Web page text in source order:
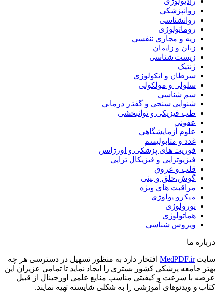
روانپزشکی
روانشناسی
روماتولوژی
ریه و مجاری تنفسی
زنان و زایمان
زیست شناسی
ژنتیک
سرطان و انکولوژی
سلولی و مولکولی
سم شناسی
شنوایی سنجی و گفتار درمانی
طب فیزیکی و توانبخشی
عفونی
علوم آزمايشگاهي
غدد و متابولیسم
فوریت های پزشکی و اورژانس
فیزیوتراپی و فیزیکال تراپی
قلب و عروق
گوش،حلق و بینی
مراقبت های ویژه
میکروبیولوژی
نورولوژی
هماتولوژی
ویروس شناسی
درباره ما
سایتMedPDF.ir افتخار دارد به منظور تسهیل در دسترسی هر چه
بهتر جامعه پزشکی کشور بستری را ایجاد نماید تا تمامی عزیزان این
عرصه با سرعت و کیفیتی مناسب منایع علمی اورجینال از قبیل
کتاب و ویدئوهای آموزشی را به شکلی شایسته تهیه نمایند.